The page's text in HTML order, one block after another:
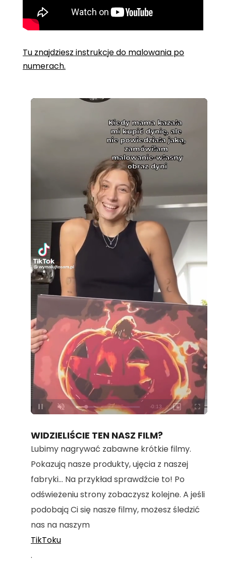
Tu znajdziesz instrukcje do malowania po
numerach.
Unmute Loaded:
100.00%
WIDZIELIŚCIE TEN NASZ FILM?
Lubimy nagrywać zabawne krótkie filmy.
Pokazują nasze produkty, ujęcia z naszej
fabryki... Na przykład sprawdźcie to! Po
odświeżeniu strony zobaczysz kolejne. A jeśli
podobają Ci się nasze filmy, możesz śledzić
nas na naszym
TikToku
.